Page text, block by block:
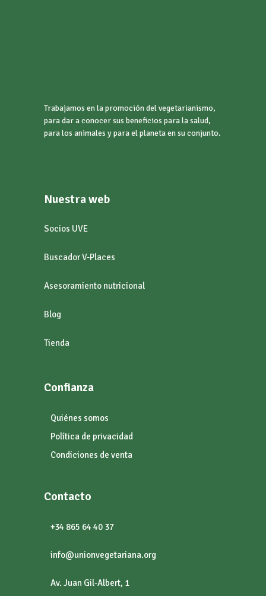
Trabajamos en la promoción del vegetarianismo,
para dar a conocer sus beneficios para la salud,
para los animales y para el planeta en su conjunto.
Nuestra web
Socios UVE
Buscador V-Places
Asesoramiento nutricional
Blog
Tienda
Confianza
Quiénes somos
Política de privacidad
Condiciones de venta
Contacto
+34 865 64 40 37
info@unionvegetariana.org
Av. Juan Gil-Albert, 1